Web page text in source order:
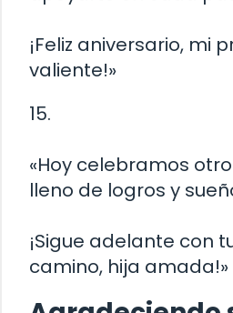
¡Feliz aniversario, mi
valiente!»
15.
«Hoy celebramos
lleno de logros y
¡Sigue adelante con
camino, hija amada!»